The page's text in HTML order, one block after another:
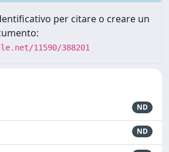
per citare o creare un
11590/388201
ND
ND